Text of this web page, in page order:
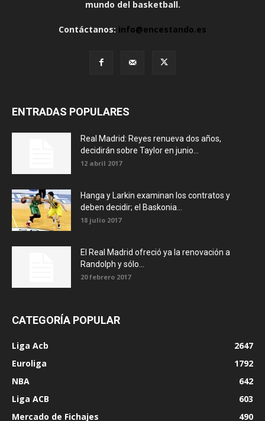
mundo del basketball.
Contáctanos: info@encestando.es
ENTRADAS POPULARES
Real Madrid: Reyes renueva dos años,
decidirán sobre Taylor en junio...
12 abril 2017
Hanga y Larkin examinan los contratos y
deben decidir; el Baskonia...
18 julio 2017
El Real Madrid ofreció ya la renovación a
Randolph y sólo...
20 febrero 2017
CATEGORÍA POPULAR
Liga Acb
2647
Euroliga
1792
NBA
642
Liga ACB
603
Mercado de Fichajes
490